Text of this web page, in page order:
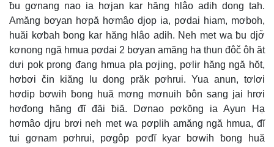
ƀu gơnang nao ia hơjan kar hăng hlâo adih dong tah.
Amăng bơyan hơpă hơmâo djop ia, pơdai hiam, mơboh,
huăi kơƀah ƀong kar hăng hlâo adih. Neh met wa ƀu djơ̆
kơnong ngă hmua pơdai 2 bơyan amăng ha thun đôč ôh ăt
dưi pok prong đang hmua pla pơjing, pơlir hăng ngă hŏt,
hơbơi čin kiăng lu dong prăk pơhrui. Yua anun, tơlơi
hơdip bơwih ƀong huă mơng mơnuih ƀôn sang jai hrơi
hơđong hăng đĭ đăi ƀiă. Dơnao pơkŏng ia Ayun Hạ
hơmâo djru brơi neh met wa pơplih amăng ngă hmua, đĭ
tui gơnam pơhrui, pơgôp pơđĭ kyar bơwih ƀong huă